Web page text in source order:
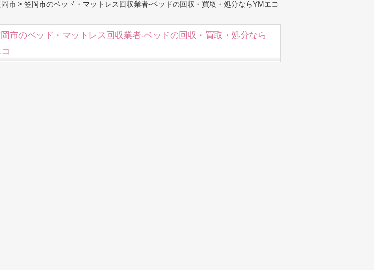
岡市 > 笠岡市のベッド・マットレス回収業者-ベッドの回収・買取・処分ならYMエコ
市のベッド・マットレス回収業者-ベッドの回収・買取・処分なら